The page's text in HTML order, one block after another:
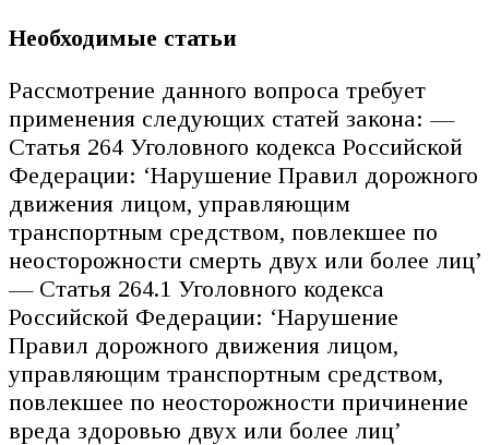
Необходимые статьи
Рассмотрение данного вопроса требует
применения следующих статей закона: —
Статья 264 Уголовного кодекса Российской
Федерации: ‘Нарушение Правил дорожного
движения лицом, управляющим
транспортным средством, повлекшее по
неосторожности смерть двух или более лиц’
— Статья 264.1 Уголовного кодекса
Российской Федерации: ‘Нарушение
Правил дорожного движения лицом,
управляющим транспортным средством,
повлекшее по неосторожности причинение
вреда здоровью двух или более лиц’